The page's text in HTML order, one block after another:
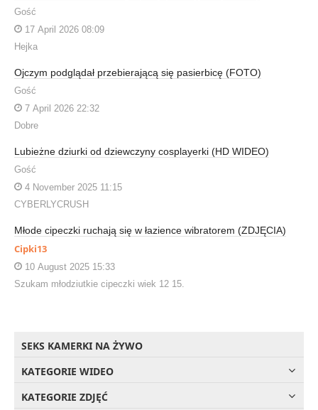
Gość
17 April 2026 08:09
Hejka
Ojczym podglądał przebierającą się pasierbicę (FOTO)
Gość
7 April 2026 22:32
Dobre
Lubieżne dziurki od dziewczyny cosplayerki (HD WIDEO)
Gość
4 November 2025 11:15
CYBERLYCRUSH
Młode cipeczki ruchają się w łazience wibratorem (ZDJĘCIA)
Cipki13
10 August 2025 15:33
Szukam młodziutkie cipeczki wiek 12 15.
SEKS KAMERKI NA ŻYWO
KATEGORIE WIDEO
KATEGORIE ZDJĘĆ